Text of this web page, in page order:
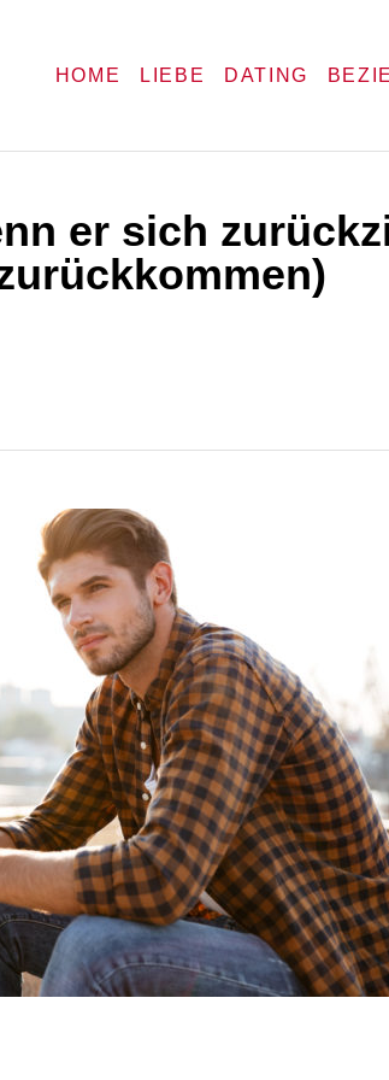
HOME LIEBE DATING
er sich